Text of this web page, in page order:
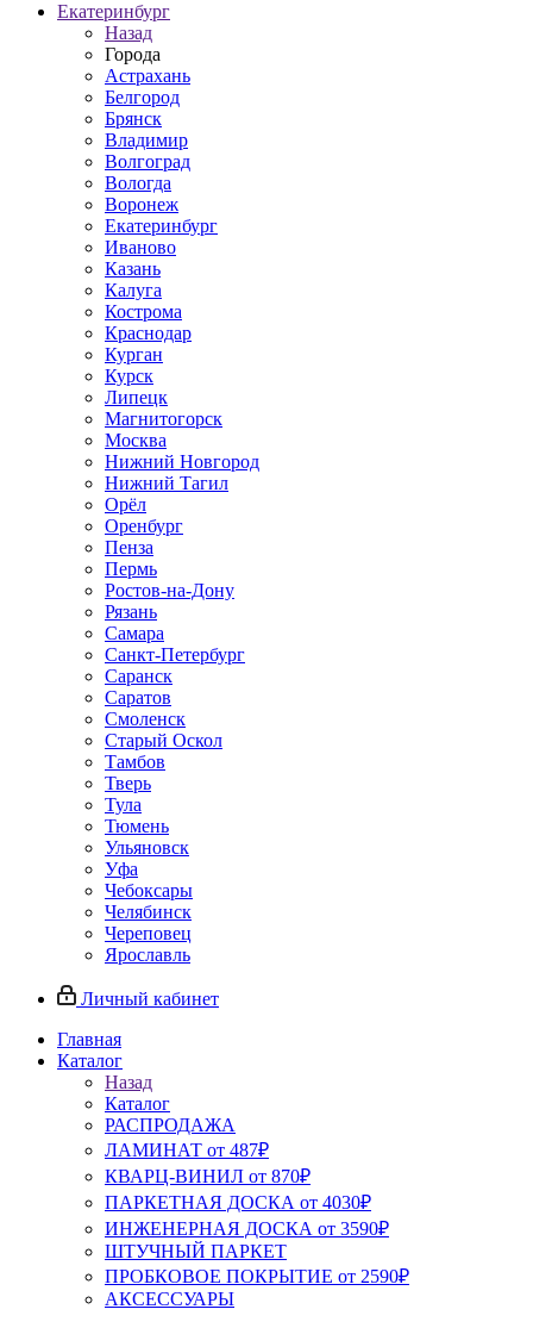
Екатеринбург
Назад
Города
Астрахань
Белгород
Брянск
Владимир
Волгоград
Вологда
Воронеж
Екатеринбург
Иваново
Казань
Калуга
Кострома
Краснодар
Курган
Курск
Липецк
Магнитогорск
Москва
Нижний Новгород
Нижний Тагил
Орёл
Оренбург
Пенза
Пермь
Ростов‑на‑Дону
Рязань
Самара
Санкт‑Петербург
Саранск
Саратов
Смоленск
Старый Оскол
Тамбов
Тверь
Тула
Тюмень
Ульяновск
Уфа
Чебоксары
Челябинск
Череповец
Ярославль
Личный кабинет
Главная
Каталог
Назад
Каталог
РАСПРОДАЖА
ЛАМИНАТ от 487₽
КВАРЦ-ВИНИЛ от 870₽
ПАРКЕТНАЯ ДОСКА от 4030₽
ИНЖЕНЕРНАЯ ДОСКА от 3590₽
ШТУЧНЫЙ ПАРКЕТ
ПРОБКОВОЕ ПОКРЫТИЕ от 2590₽
АКСЕССУАРЫ